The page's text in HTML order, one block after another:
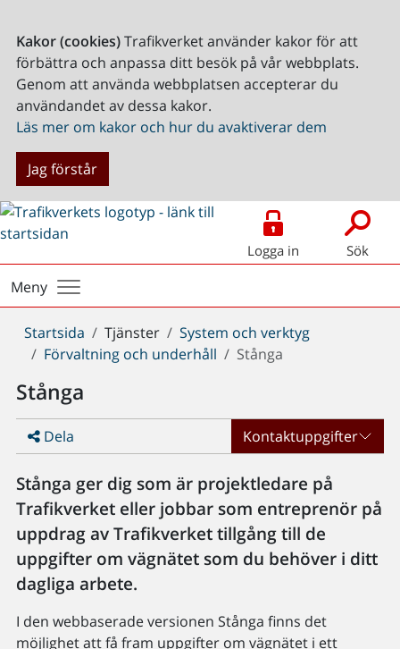
Kakor (cookies)Trafikverket använder kakor för att
förbättra och anpassa ditt besök på vår webbplats.
Genom att använda webbplatsen accepterar du
användandet av dessa kakor.
Läs mer om kakor och hur du avaktiverar dem
Jag förstår
Logga in Sök
Meny
Du
är
Startsida Tjänster
System och verktyg
Förvaltning och underhåll
Stånga
Stånga
Dela Kontaktuppgifter
Stånga ger dig som är projektledare på
Trafikverket eller jobbar som entreprenör på
uppdrag av Trafikverket tillgång till de
uppgifter om vägnätet som du behöver i ditt
dagliga arbete.
I den webbaserade versionen Stånga finns det
möjlighet att få fram uppgifter om vägnätet i ett